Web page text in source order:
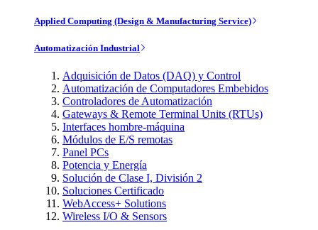
Applied Computing (Design & Manufacturing Service)
Automatización Industrial
Adquisición de Datos (DAQ) y Control
Automatización de Computadores Embebidos
Controladores de Automatización
Gateways & Remote Terminal Units (RTUs)
Interfaces hombre-máquina
Módulos de E/S remotas
Panel PCs
Potencia y Energía
Solución de Clase I, División 2
Soluciones Certificado
WebAccess+ Solutions
Wireless I/O & Sensors